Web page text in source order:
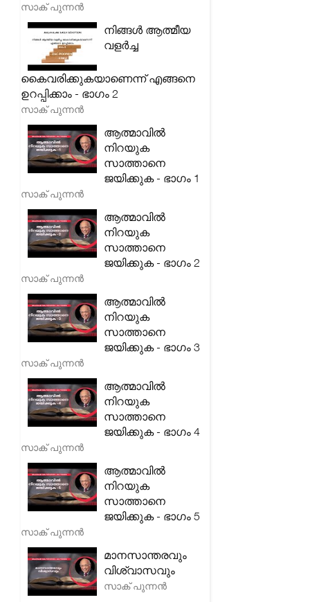
സാക് പുന്നൻ
നിങ്ങൾ ആത്മീയ
വളർച്ച
കൈവരിക്കുകയാണെന്ന് എങ്ങനെ
ഉറപ്പിക്കാം - ഭാഗം 2
സാക് പുന്നൻ
ആത്മാവിൽ
നിറയുക
സാത്താനെ
ജയിക്കുക - ഭാഗം 1
സാക് പുന്നൻ
ആത്മാവിൽ
നിറയുക
സാത്താനെ
ജയിക്കുക - ഭാഗം 2
സാക് പുന്നൻ
ആത്മാവിൽ
നിറയുക
സാത്താനെ
ജയിക്കുക - ഭാഗം 3
സാക് പുന്നൻ
ആത്മാവിൽ
നിറയുക
സാത്താനെ
ജയിക്കുക - ഭാഗം 4
സാക് പുന്നൻ
ആത്മാവിൽ
നിറയുക
സാത്താനെ
ജയിക്കുക - ഭാഗം 5
സാക് പുന്നൻ
മാനസാന്തരവും
വിശ്വാസവും
സാക് പുന്നൻ